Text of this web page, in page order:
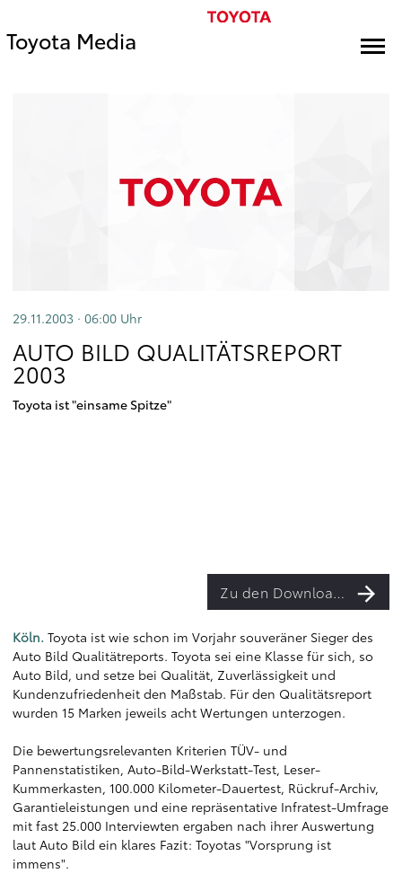
Toyota Media
29.11.2003 · 06:00 Uhr
AUTO BILD QUALITÄTSREPORT
2003
Toyota ist "einsame Spitze"
Zu den Downloads
Köln. Toyota ist wie schon im Vorjahr souveräner Sieger des
Auto Bild Qualitätreports. Toyota sei eine Klasse für sich, so
Auto Bild, und setze bei Qualität, Zuverlässigkeit und
Kundenzufriedenheit den Maßstab. Für den Qualitätsreport
wurden 15 Marken jeweils acht Wertungen unterzogen.
Die bewertungsrelevanten Kriterien TÜV- und
Pannenstatistiken, Auto-Bild-Werkstatt-Test, Leser-
Kummerkasten, 100.000 Kilometer-Dauertest, Rückruf-Archiv,
Garantieleistungen und eine repräsentative Infratest-Umfrage
mit fast 25.000 Interviewten ergaben nach ihrer Auswertung
laut Auto Bild ein klares Fazit: Toyotas "Vorsprung ist
immens".